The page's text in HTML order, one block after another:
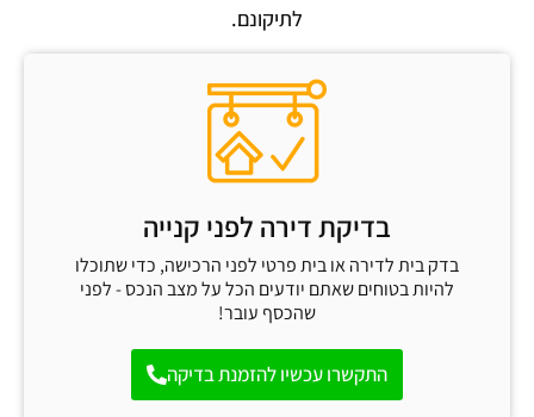
לתיקונם.
בדיקת דירה לפני קנייה
בדק בית לדירה או בית פרטי לפני הרכישה, כדי שתוכלו
להיות בטוחים שאתם יודעים הכל על מצב הנכס - לפני
שהכסף עובר!
התקשרו עכשיו להזמנת בדיקה